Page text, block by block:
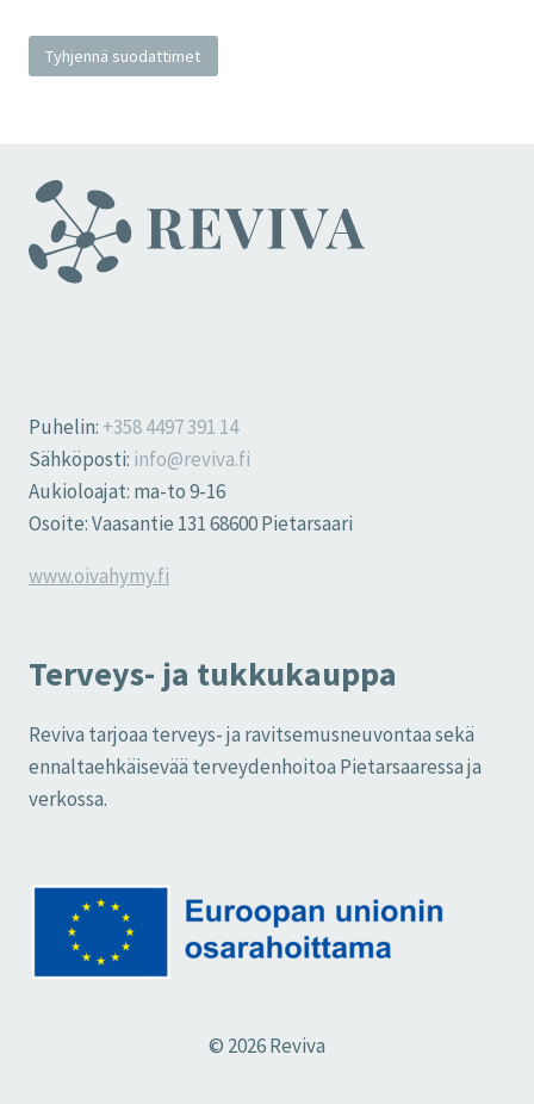
Tyhjennä suodattimet
Puhelin: +358 4497 391 14
Sähköposti: info@reviva.fi
Aukioloajat: ma-to 9-16
Osoite: Vaasantie 131 68600 Pietarsaari
www.oivahymy.fi
Terveys- ja tukkukauppa
Reviva tarjoaa terveys- ja ravitsemusneuvontaa sekä
ennaltaehkäisevää terveydenhoitoa Pietarsaaressa ja
verkossa.
© 2026 Reviva